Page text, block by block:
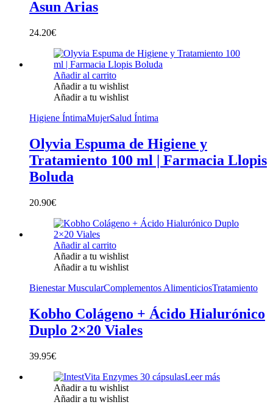
Asun Arias
24.20€
Añadir al carrito
Añadir a tu wishlist
Añadir a tu wishlist
Higiene ÍntimaMujerSalud Íntima
Olyvia Espuma de Higiene y
Tratamiento 100 ml | Farmacia Llopis
Boluda
20.90€
Añadir al carrito
Añadir a tu wishlist
Añadir a tu wishlist
Bienestar MuscularComplementos AlimenticiosTratamiento
Kobho Colágeno + Ácido Hialurónico
Duplo 2×20 Viales
39.95€
Leer más
Añadir a tu wishlist
Añadir a tu wishlist